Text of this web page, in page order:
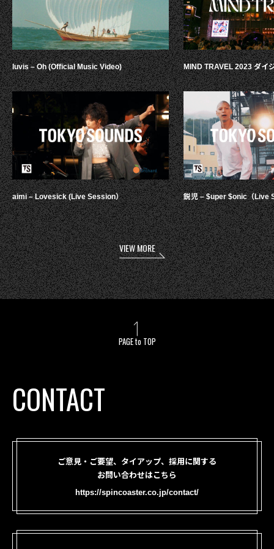
luvis – Oh (Official Music Video)
aimi – Lovesick (Live Session）
MIND TRAVEL 2023 ダイ
鋭児 – $uper $onic（Live
VIEW MORE
PAGE to TOP
CONTACT
ご意見・ご要望、タイアップ、採用に関する
お問い合わせはこちら
https://spincoaster.co.jp/contact/